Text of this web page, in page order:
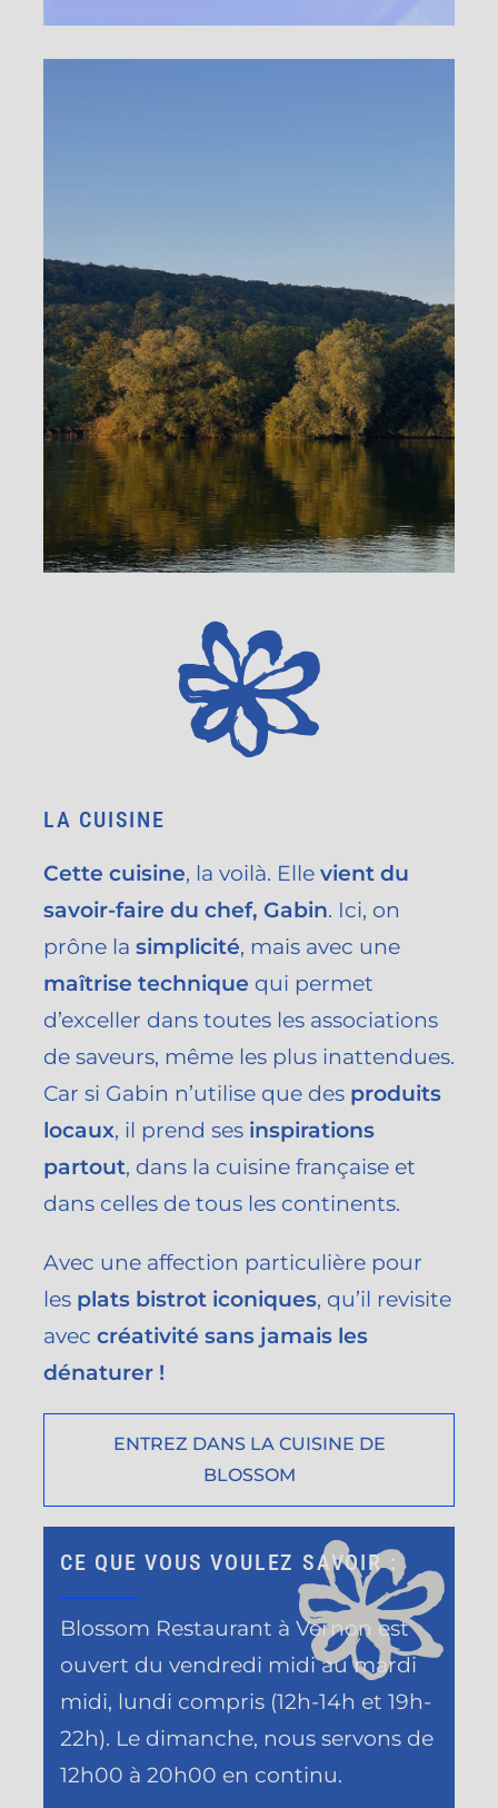
LA CUISINE
Cette cuisine, la voilà. Elle vient du
savoir-faire du chef, Gabin. Ici, on
prône la simplicité, mais avec une
maîtrise technique qui permet
d’exceller dans toutes les associations
de saveurs, même les plus inattendues.
Car si Gabin n’utilise que des produits
locaux, il prend ses inspirations
partout, dans la cuisine française et
dans celles de tous les continents.
Avec une affection particulière pour
les plats bistrot iconiques, qu’il revisite
avec créativité sans jamais les
dénaturer !
ENTREZ DANS LA CUISINE DE
BLOSSOM
CE QUE VOUS VOULEZ SAVOIR :
Blossom Restaurant à Vernon est
ouvert du vendredi midi au mardi
midi, lundi compris (12h-14h et 19h-
22h). Le dimanche, nous servons de
12h00 à 20h00 en continu.